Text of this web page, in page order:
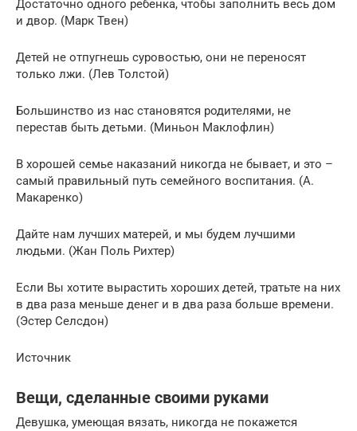
Достаточно одного ребенка, чтобы заполнить весь дом
и двор. (Марк Твен)
Детей не отпугнешь суровостью, они не переносят
только лжи. (Лев Толстой)
Большинство из нас становятся родителями, не
перестав быть детьми. (Миньон Маклофлин)
В хорошей семье наказаний никогда не бывает, и это –
самый правильный путь семейного воспитания. (А.
Макаренко)
Дайте нам лучших матерей, и мы будем лучшими
людьми. (Жан Поль Рихтер)
Если Вы хотите вырастить хороших детей, тратьте на них
в два раза меньше денег и в два раза больше времени.
(Эстер Селсдон)
Источник
Вещи, сделанные своими руками
Девушка, умеющая вязать, никогда не покажется